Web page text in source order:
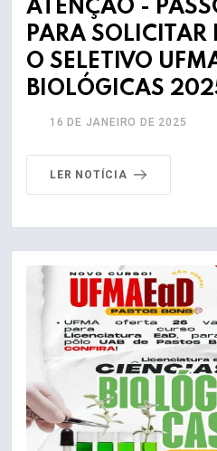
ATENÇÃO -
PARA SOLICITAR
O SELETIVO
BIOLÓGICAS
16 DE JANEIRO DE 2025
LER NOTÍCIA